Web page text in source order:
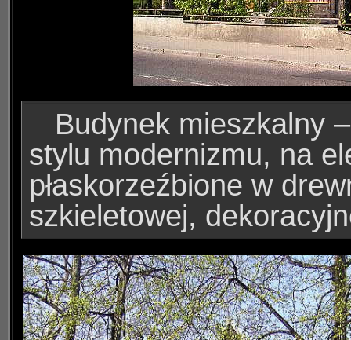
Budynek mieszkalny –
stylu modernizmu, na
płaskorzeźbione w
szkieletowej,